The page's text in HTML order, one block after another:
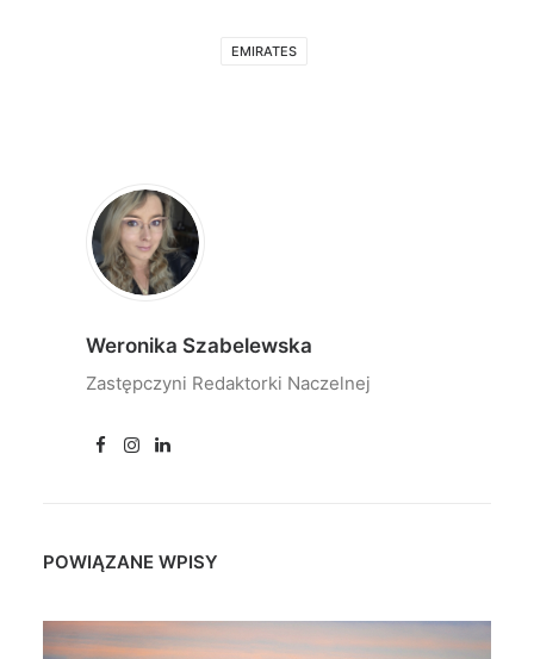
EMIRATES
Weronika Szabelewska
Zastępczyni Redaktorki Naczelnej
POWIĄZANE WPISY